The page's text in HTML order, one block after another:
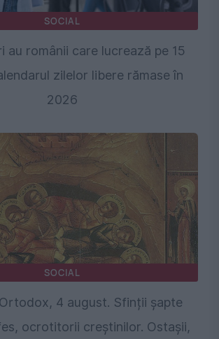
SOCIAL
au românii care lucrează pe 15
zilelor libere rămase în
2026
SOCIAL
4 august. Sfinții şapte
ocrotitorii creștinilor. Ostașii,